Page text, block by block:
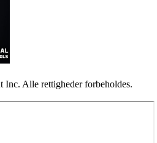
Inc. Alle rettigheder forbeholdes.